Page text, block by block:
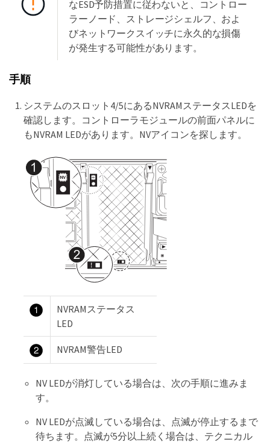
なESD予防措置に従わないと、コントロー
ラーノード、ストレージシェルフ、およ
びネットワークスイッチに永久的な損傷
が発生する可能性があります。
手順
システムのスロット4/5にあるNVRAMステータスLEDを
確認します。コントローラモジュールの前面パネルに
もNVRAM LEDがあります。NVアイコンを探します。
NVRAMステータス
LED
NVRAM警告LED
NV LEDが消灯している場合は、次の手順に進みま
す。
NV LEDが点滅している場合は、点滅が停止するまで
待ちます。点滅が5分以上続く場合は、テクニカル